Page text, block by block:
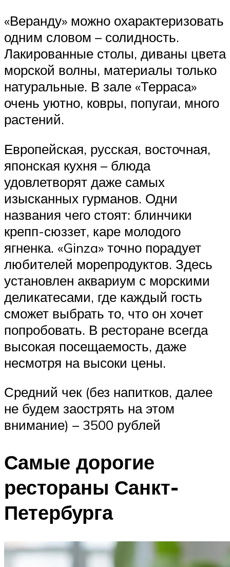
«Веранду» можно охарактеризовать
одним словом – солидность.
Лакированные столы, диваны цвета
морской волны, материалы только
натуральные. В зале «Терраса»
очень уютно, ковры, попугаи, много
растений.
Европейская, русская, восточная,
японская кухня – блюда
удовлетворят даже самых
изысканных гурманов. Одни
названия чего стоят: блинчики
крепп-сюззет, каре молодого
ягненка. «Ginza» точно порадует
любителей морепродуктов. Здесь
установлен аквариум с морскими
деликатесами, где каждый гость
сможет выбрать то, что он хочет
попробовать. В ресторане всегда
высокая посещаемость, даже
несмотря на высоки цены.
Средний чек (без напитков, далее
не будем заострять на этом
внимание) – 3500 рублей
Самые дорогие
рестораны Санкт-
Петербурга